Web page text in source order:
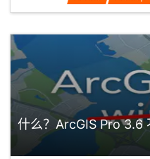
什么？ArcGIS Pro 3.6